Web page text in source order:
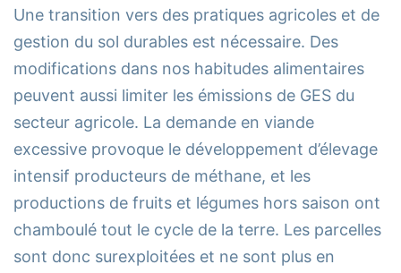
Une transition vers des pratiques agricoles et de
gestion du sol durables est nécessaire. Des
modifications dans nos habitudes alimentaires
peuvent aussi limiter les émissions de GES du
secteur agricole. La demande en viande
excessive provoque le développement d’élevage
intensif producteurs de méthane, et les
productions de fruits et légumes hors saison ont
chamboulé tout le cycle de la terre. Les parcelles
sont donc surexploitées et ne sont plus en